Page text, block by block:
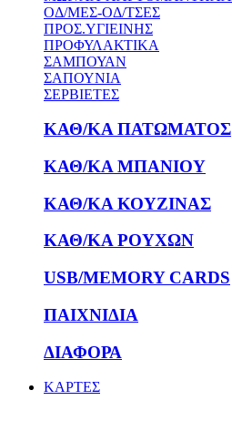
ΟΔ/ΜΕΣ-ΟΔ/ΤΣΕΣ
ΠΡΟΣ.ΥΓΙΕΙΝΗΣ
ΠΡΟΦΥΛΑΚΤΙΚΑ
ΣΑΜΠΟΥΑΝ
ΣΑΠΟΥΝΙΑ
ΣΕΡΒΙΕΤΕΣ
ΚΑΘ/ΚΑ ΠΑΤΩΜΑΤΟΣ
ΚΑΘ/ΚΑ ΜΠΑΝΙΟΥ
ΚΑΘ/ΚΑ ΚΟΥΖΙΝΑΣ
ΚΑΘ/ΚΑ ΡΟΥΧΩΝ
USB/MEMORY CARDS
ΠΑΙΧΝΙΔΙΑ
ΔΙΑΦΟΡΑ
ΚΑΡΤΕΣ